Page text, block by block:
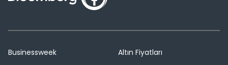
Businessweek
Altın Fiyatları